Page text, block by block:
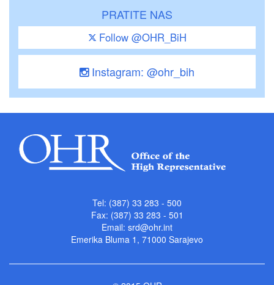
PRATITE NAS
Follow @OHR_BiH
Instagram: @ohr_bih
Tel: (387) 33 283 - 500
Fax: (387) 33 283 - 501
Email: srd@ohr.int
Emerika Bluma 1, 71000 Sarajevo